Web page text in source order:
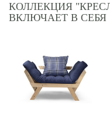
КОЛЛЕКЦИЯ
ВКЛЮЧАЕТ В СЕБЯ